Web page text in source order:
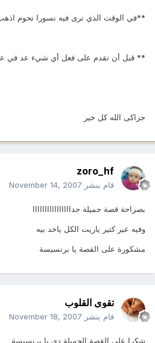
**في الوقت الذي ترى فيه نسورا تحوم
** قبل أن تقدم على فعل أي شيء عد في
جزاكى الله كل خير
zoro_hf
قام بنشر November 14, 2007
بصراحة قصة جميلة جداااااااااااااااا
وفيه عبر كتير ياريت الكل ياخد بيه
مشكورة على القصة يا برنسيسة
تقوى القلوب
قام بنشر November 18, 2007
شكرا على القصة الجميلة دى يا برنسيسة